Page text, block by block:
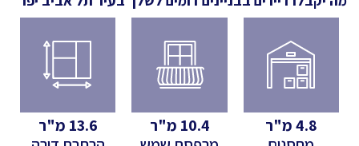
4.8מ"ר
10.4 מ"ר
13.6 מ"ר